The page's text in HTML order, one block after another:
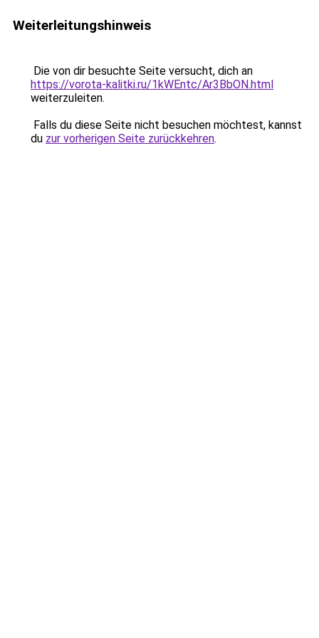
Weiterleitungshinweis
Die von dir besuchte Seite versucht, dich an
https://vorota-kalitki.ru/1kWEntc/Ar3BbON.html
weiterzuleiten.
Falls du diese Seite nicht besuchen möchtest, kannst
du zur vorherigen Seite zurückkehren.